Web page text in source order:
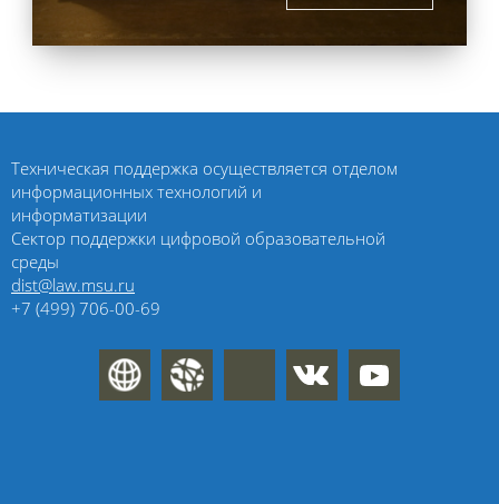
Техническая поддержка осуществляется отделом
информационных технологий и
информатизации
Сектор поддержки цифровой образовательной
среды
dist@law.msu.ru
+7 (499) 706-00-69